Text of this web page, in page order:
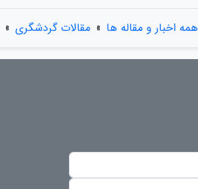
همه اخبار و مقاله ها » مقالات گردشگری »